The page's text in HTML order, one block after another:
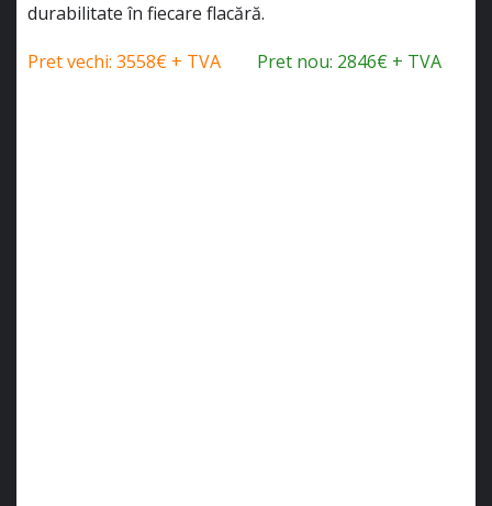
durabilitate în fiecare flacără.
Pret vechi: 3558€ + TVA
Pret nou: 2846€ + TVA